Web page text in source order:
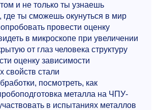
и не только ты узнаешь
где ты сможешь окунуться в мир
провести оценку
в микроскопе при увеличении
от глаз человека структуру
оценку зависимости
свойств стали
посмотреть, как
металла на ЧПУ-
в испытаниях металлов